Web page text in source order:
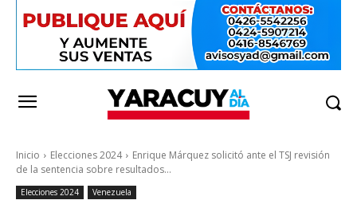
Inicio Elecciones 2024
Enrique Márquez solicitó ante el TSJ revisión
de la sentencia sobre resultados...
Elecciones 2024 Venezuela